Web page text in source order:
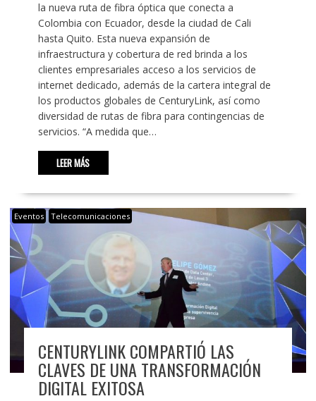
la nueva ruta de fibra óptica que conecta a
Colombia con Ecuador, desde la ciudad de Cali
hasta Quito. Esta nueva expansión de
infraestructura y cobertura de red brinda a los
clientes empresariales acceso a los servicios de
internet dedicado, además de la cartera integral de
los productos globales de CenturyLink, así como
diversidad de rutas de fibra para contingencias de
servicios. “A medida que…
LEER MÁS
Eventos Telecomunicaciones
CENTURYLINK COMPARTIÓ LAS
CLAVES DE UNA TRANSFORMACIÓN
DIGITAL EXITOSA